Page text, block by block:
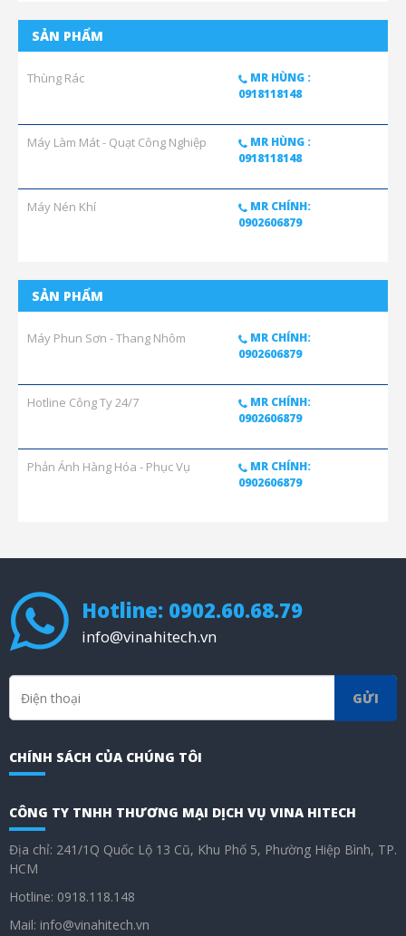
SẢN PHẨM
Thùng Rác
MR HÙNG :
0918118148
Máy Làm Mát - Quạt Công Nghiệp
MR HÙNG :
0918118148
Máy Nén Khí
MR CHÍNH:
0902606879
SẢN PHẨM
Máy Phun Sơn - Thang Nhôm
MR CHÍNH:
0902606879
Hotline Công Ty 24/7
MR CHÍNH:
0902606879
Phản Ánh Hàng Hóa - Phục Vụ
MR CHÍNH:
0902606879
Hotline: 0902.60.68.79
info@vinahitech.vn
GỬI
CHÍNH SÁCH CỦA CHÚNG TÔI
CÔNG TY TNHH THƯƠNG MẠI DỊCH VỤ VINA HITECH
Địa chỉ: 241/1Q Quốc Lộ 13 Cũ, Khu Phố 5, Phường Hiệp Bình, TP.
HCM
Hotline: 0918.118.148
Mail: info@vinahitech.vn